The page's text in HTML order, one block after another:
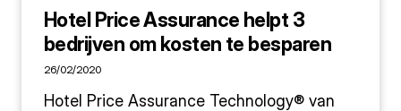
Hotel Price Assurance helpt 3
bedrijven om kosten te besparen
26/02/2020
Hotel Price Assurance Technology® van